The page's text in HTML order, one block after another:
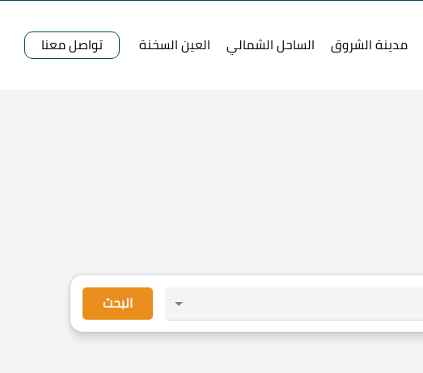
مدينة الشروق الساحل الشمالي العين السخنة تواصل معنا
البحث